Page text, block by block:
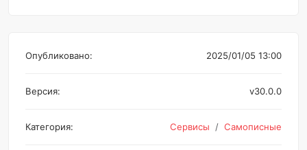
Опубликовано: 2025/01/05 13:00
Версия: v30.0.0
Категория: Сервисы Самописные